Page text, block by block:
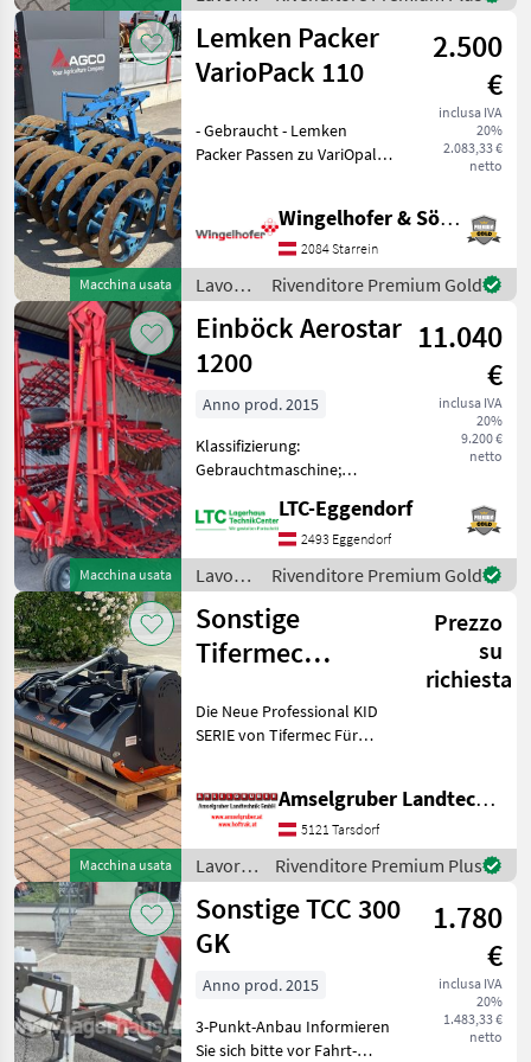
terreno
/
Sonstige
Macchina usata
Lemken Packer
VarioPack 110
2.500
€
inclusa IVA
20%
2.083,33 €
netto
- Gebraucht - Lemken
Packer Passen zu VariOpal
Nachlaufwalze -
Arbeitsbreite: 2, 3m -
Ringdurchmesser 70cm
Lavorazion
Wingelhofer & Söhne GmbH
2084 Starrein
Lavorazione
terreno
/
Lemken
Rivenditore Premium Gold
Macchina usata
Einböck Aerostar
1200
11.040
€
inclusa IVA
20%
9.200 €
netto
Anno prod. 2015
Klassifizierung:
Gebrauchtmaschine;
- ; Arbeitsbreite: 12;
Beleuchtung: Ja; Weitere
Maschinenmerkmale:
Einböck Aerostar 1200
gebrauc
LTC-Eggendorf
2493 Eggendorf
Lavorazione
terreno
/
Einböck
Rivenditore Premium Gold
Macchina usata
Sonstige
Tifermec
Hydraulischer
Prezzo
su
richiesta
Die Neue Professional KID
SERIE von Tifermec Für
Angetrieben von 100 bis
200 cm Breite erhältlich Ab
35-100 Liter Ö
Amselgruber Landtechnik GmbH
5121 Tarsdorf
Lavorazione
terreno
/
Sonstige
Rivenditore Premium Plus
Sonstige TCC 300
GK
1.780
€
inclusa IVA
20%
1.483,33 €
netto
Anno prod. 2015
3-Punkt-Anbau Informieren
Sie sich bitte vor Fahrt-